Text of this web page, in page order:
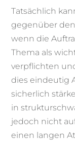
Tatsächlich
gegenüber
wenn die
Thema als
verpflichten
dies eindeutig
sicherlich
in
jedoch nicht
einen langen